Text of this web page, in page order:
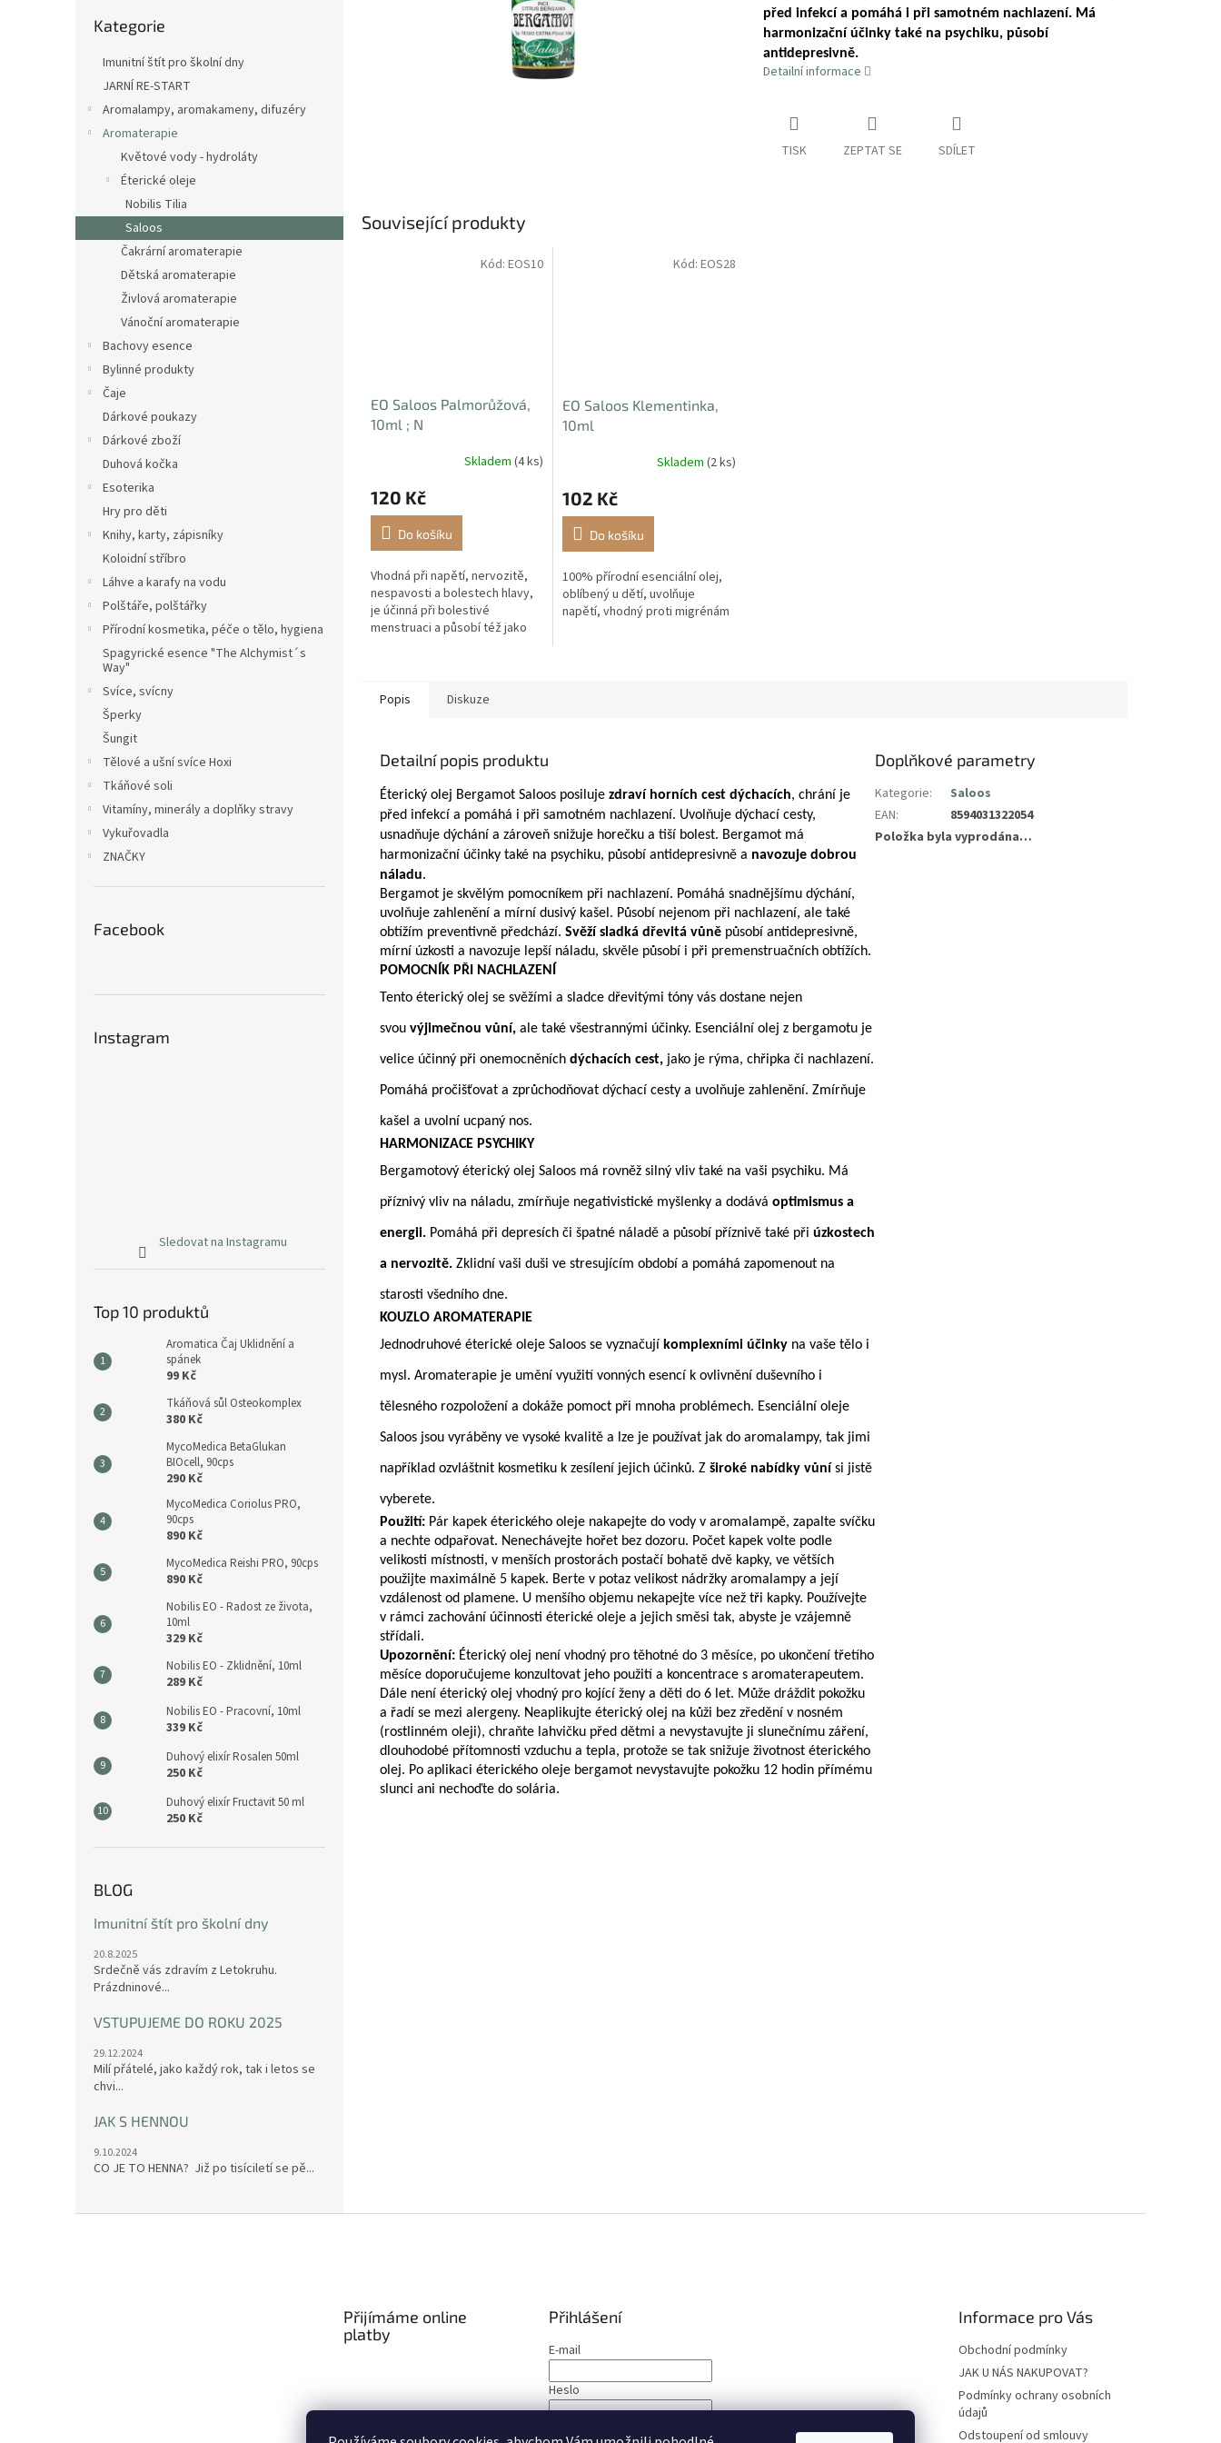
kategorie
Kategorie
Imunitní štít pro školní dny
JARNÍ RE-START
Aromalampy, aromakameny, difuzéry
Aromaterapie
Květové vody - hydroláty
Éterické oleje
Nobilis Tilia
Saloos
Čakrární aromaterapie
Dětská aromaterapie
Živlová aromaterapie
Vánoční aromaterapie
Bachovy esence
Bylinné produkty
Čaje
Dárkové poukazy
Dárkové zboží
Duhová kočka
Esoterika
Hry pro děti
Knihy, karty, zápisníky
Koloidní stříbro
Láhve a karafy na vodu
Polštáře, polštářky
Přírodní kosmetika, péče o tělo, hygiena
Spagyrické esence "The Alchymist´s
Way"
Svíce, svícny
Šperky
Šungit
Tělové a ušní svíce Hoxi
Tkáňové soli
Vitamíny, minerály a doplňky stravy
Vykuřovadla
ZNAČKY
Facebook
Instagram
Sledovat na Instagramu
Top 10 produktů
Aromatica Čaj Uklidnění a
spánek
99 Kč
Tkáňová sůl Osteokomplex
380 Kč
MycoMedica BetaGlukan
BIOcell, 90cps
290 Kč
MycoMedica Coriolus PRO,
90cps
890 Kč
MycoMedica Reishi PRO, 90cps
890 Kč
Nobilis EO - Radost ze života,
10ml
329 Kč
Nobilis EO - Zklidnění, 10ml
289 Kč
Nobilis EO - Pracovní, 10ml
339 Kč
Duhový elixír Rosalen 50ml
250 Kč
Duhový elixír Fructavit 50 ml
250 Kč
BLOG
Imunitní štít pro školní dny
20.8.2025
Srdečně vás zdravím z Letokruhu.
Prázdninové...
VSTUPUJEME DO ROKU 2025
29.12.2024
Milí přátelé, jako každý rok, tak i letos se
chvi...
JAK S HENNOU
9.10.2024
CO JE TO HENNA? Již po tisíciletí se pě...
před infekcí a pomáhá i při samotném nachlazení. Má
harmonizační účinky také na psychiku, působí
antidepresivně.
Detailní informace
TISK ZEPTAT SE SDÍLET
Související produkty
EO Saloos Palmorůžová,
10ml ; N
Skladem (4 ks)
120 Kč
Do košíku
Vhodná při napětí, nervozitě,
nespavosti a bolestech hlavy,
je účinná při bolestivé
menstruaci a působí též jako
Kód: EOS10
EO Saloos Klementinka,
10ml
Skladem (2 ks)
102 Kč
Do košíku
100% přírodní esenciální olej,
oblíbený u dětí, uvolňuje
napětí, vhodný proti migrénám
Kód: EOS28
Popis Diskuze
Detailní popis produktu
Éterický olej Bergamot Saloos posiluje zdraví horních cest dýchacích, chrání je
před infekcí a pomáhá i při samotném nachlazení. Uvolňuje dýchací cesty,
usnadňuje dýchání a zároveň snižuje horečku a tiší bolest. Bergamot má
harmonizační účinky také na psychiku, působí antidepresivně a navozuje dobrou
náladu.
Bergamot je skvělým pomocníkem při nachlazení. Pomáhá snadnějšímu dýchání,
uvolňuje zahlenění a mírní dusivý kašel. Působí nejenom při nachlazení, ale také
obtížím preventivně předchází. Svěží sladká dřevitá vůně působí antidepresivně,
mírní úzkosti a navozuje lepší náladu, skvěle působí i při premenstruačních obtížích.
POMOCNÍK PŘI NACHLAZENÍ
Tento éterický olej se svěžími a sladce dřevitými tóny vás dostane nejen
svou výjimečnou vůní, ale také všestrannými účinky. Esenciální olej z bergamotu je
velice účinný při onemocněních dýchacích cest, jako je rýma, chřipka či nachlazení.
Pomáhá pročišťovat a zprůchodňovat dýchací cesty a uvolňuje zahlenění. Zmírňuje
kašel a uvolní ucpaný nos.
HARMONIZACE PSYCHIKY
Bergamotový éterický olej Saloos má rovněž silný vliv také na vaši psychiku. Má
příznivý vliv na náladu, zmírňuje negativistické myšlenky a dodává optimismus a
energii. Pomáhá při depresích či špatné náladě a působí příznivě také při úzkostech
a nervozitě. Zklidní vaši duši ve stresujícím období a pomáhá zapomenout na
starosti všedního dne.
KOUZLO AROMATERAPIE
Jednodruhové éterické oleje Saloos se vyznačují komplexními účinky na vaše tělo i
mysl. Aromaterapie je umění využití vonných esencí k ovlivnění duševního i
tělesného rozpoložení a dokáže pomoct při mnoha problémech. Esenciální oleje
Saloos jsou vyráběny ve vysoké kvalitě a lze je používat jak do aromalampy, tak jimi
například ozvláštnit kosmetiku k zesílení jejich účinků. Z široké nabídky vůní si jistě
vyberete.
Použití: Pár kapek éterického oleje nakapejte do vody v aromalampě, zapalte svíčku
a nechte odpařovat. Nenechávejte hořet bez dozoru. Počet kapek volte podle
velikosti místnosti, v menších prostorách postačí bohatě dvě kapky, ve větších
použijte maximálně 5 kapek. Berte v potaz velikost nádržky aromalampy a její
vzdálenost od plamene. U menšího objemu nekapejte více než tři kapky. Používejte
v rámci zachování účinnosti éterické oleje a jejich směsi tak, abyste je vzájemně
střídali.
Upozornění: Éterický olej není vhodný pro těhotné do 3 měsíce, po ukončení třetího
měsíce doporučujeme konzultovat jeho použití a koncentrace s aromaterapeutem.
Dále není éterický olej vhodný pro kojící ženy a děti do 6 let. Může dráždit pokožku
a řadí se mezi alergeny. Neaplikujte éterický olej na kůži bez zředění v nosném
(rostlinném oleji), chraňte lahvičku před dětmi a nevystavujte ji slunečnímu záření,
dlouhodobé přítomnosti vzduchu a tepla, protože se tak snižuje životnost éterického
olej. Po aplikaci éterického oleje bergamot nevystavujte pokožku 12 hodin přímému
slunci ani nechoďte do solária.
Doplňkové parametry
Kategorie:
Saloos
EAN:
8594031322054
Položka byla vyprodána…
Přijímáme online
platby
Přihlášení
E-mail
Heslo
PŘIHLÁSIT SE
Informace pro Vás
Obchodní podmínky
JAK U NÁS NAKUPOVAT?
Podmínky ochrany osobních
údajů
Odstoupení od smlouvy